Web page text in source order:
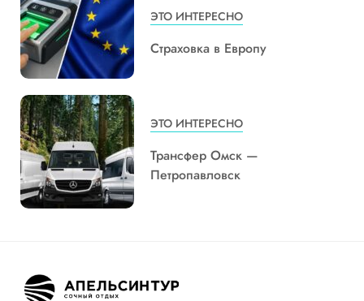
ЭТО ИНТЕРЕСНО
Страховка в Европу
ЭТО ИНТЕРЕСНО
Трансфер Омск —
Петропавловск